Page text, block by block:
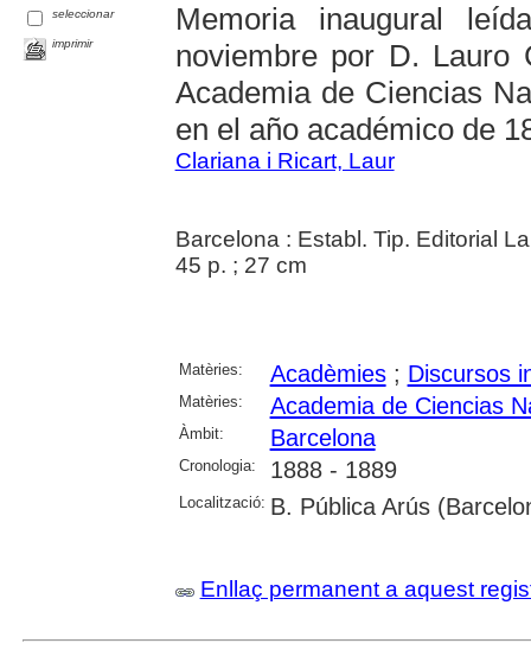
seleccionar
imprimir
Memoria inaugural
noviembre por D.
Academia de Ciencias
en el año académico de
Clariana i Ricart, Laur
Barcelona : Establ. Tip. Editorial
45 p. ; 27 cm
Matèries: Acadèmies; Discursos
Matèries: Academia de Ciencias
Àmbit: Barcelona
Cronologia: 1888 - 1889
Localització: B. Pública Arús
Enllaç permanent a aquest